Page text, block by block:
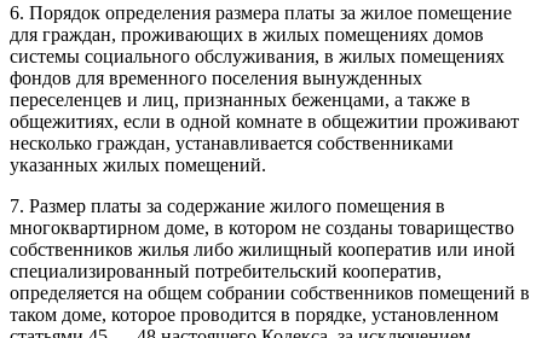
6. Порядок определения размера платы за жилое помещение
для граждан, проживающих в жилых помещениях домов
системы социального обслуживания, в жилых помещениях
фондов для временного поселения вынужденных
переселенцев и лиц, признанных беженцами, а также в
общежитиях, если в одной комнате в общежитии проживают
несколько граждан, устанавливается собственниками
указанных жилых помещений.
7. Размер платы за содержание жилого помещения в
многоквартирном доме, в котором не созданы товарищество
собственников жилья либо жилищный кооператив или иной
специализированный потребительский кооператив,
определяется на общем собрании собственников помещений в
таком доме, которое проводится в порядке, установленном